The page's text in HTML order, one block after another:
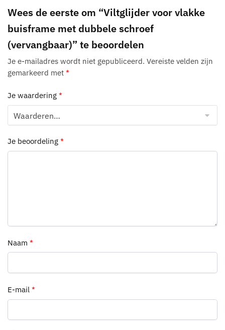
Wees de eerste om “Viltglijder voor vlakke
buisframe met dubbele schroef
(vervangbaar)” te beoordelen
Je e-mailadres wordt niet gepubliceerd. Vereiste velden zijn
gemarkeerd met *
Je waardering *
Je beoordeling *
Naam *
E-mail *